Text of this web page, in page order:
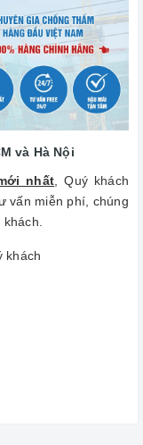
và Hà Nội
nhất, Quý khách
vấn miễn phí, chúng
khách